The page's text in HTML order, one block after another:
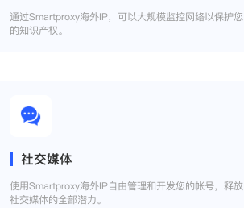
通过Smartproxy海外IP，可以大规模监控网络以保护您
的知识产权。
社交媒体
使用Smartproxy海外IP自由管理和开发您的帐号，释放
社交媒体的全部潜力。